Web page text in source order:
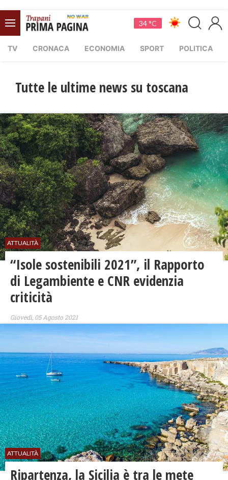
34 °C
TV CRONACA ECONOMIA SPORT POLITICA
Tutte le ultime news su toscana
ATTUALITÀ
“Isole sostenibili 2021”, il Rapporto
di Legambiente e CNR evidenzia
criticità
Giovedì, 05 Agosto 2021
ATTUALITÀ
Ripartenza, la Sicilia è tra le mete